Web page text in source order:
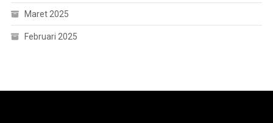
Maret 2025
Februari 2025